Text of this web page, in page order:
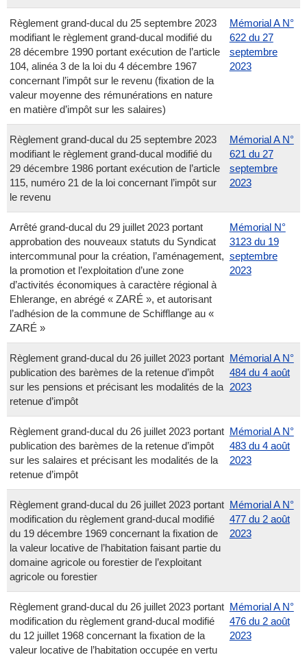
Règlement grand-ducal du 25 septembre 2023
modifiant le règlement grand-ducal modifié du
28 décembre 1990 portant exécution de l’article
104, alinéa 3 de la loi du 4 décembre 1967
concernant l’impôt sur le revenu (fixation de la
valeur moyenne des rémunérations en nature
en matière d’impôt sur les salaires)
Mémorial A N°
622 du 27
septembre
2023
Règlement grand-ducal du 25 septembre 2023
modifiant le règlement grand-ducal modifié du
29 décembre 1986 portant exécution de l’article
115, numéro 21 de la loi concernant l’impôt sur
le revenu
Mémorial A N°
621 du 27
septembre
2023
Arrêté grand-ducal du 29 juillet 2023 portant
approbation des nouveaux statuts du Syndicat
intercommunal pour la création, l’aménagement,
la promotion et l’exploitation d’une zone
d’activités économiques à caractère régional à
Ehlerange, en abrégé « ZARÉ », et autorisant
l’adhésion de la commune de Schifflange au «
ZARÉ »
Mémorial N°
3123 du 19
septembre
2023
Règlement grand-ducal du 26 juillet 2023 portant
publication des barèmes de la retenue d’impôt
sur les pensions et précisant les modalités de la
retenue d’impôt
Mémorial A N°
484 du 4 août
2023
Règlement grand-ducal du 26 juillet 2023 portant
publication des barèmes de la retenue d’impôt
sur les salaires et précisant les modalités de la
retenue d’impôt
Mémorial A N°
483 du 4 août
2023
Règlement grand-ducal du 26 juillet 2023 portant
modification du règlement grand-ducal modifié
du 19 décembre 1969 concernant la fixation de
la valeur locative de l’habitation faisant partie du
domaine agricole ou forestier de l’exploitant
agricole ou forestier
Mémorial A N°
477 du 2 août
2023
Règlement grand-ducal du 26 juillet 2023 portant
modification du règlement grand-ducal modifié
du 12 juillet 1968 concernant la fixation de la
valeur locative de l’habitation occupée en vertu
Mémorial A N°
476 du 2 août
2023